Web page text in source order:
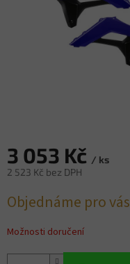
3 053 Kč / ks
2 523 Kč bez DPH
cena:
Objednáme pro vás
Možnosti doručení